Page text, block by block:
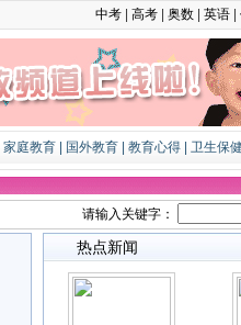
中考 高考 奥数 英语
家庭教育 国外教育 教育心得 卫生保健
请输入关键字：
热点新闻